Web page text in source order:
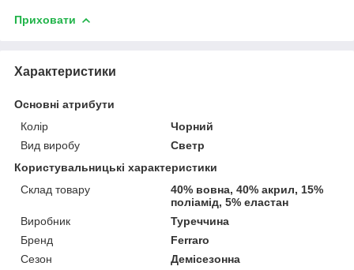
Приховати
Характеристики
Основні атрибути
Колір
Чорний
Вид виробу
Светр
Користувальницькі характеристики
Склад товару
40% вовна, 40% акрил, 15%
поліамід, 5% еластан
Виробник
Туреччина
Бренд
Ferraro
Сезон
Демісезонна